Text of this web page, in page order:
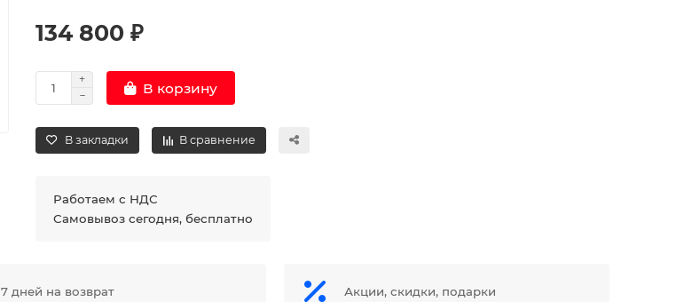
134 800 ₽
В корзину
В закладки В сравнение
Работаем с НДС
Самовывоз сегодня, бесплатно
7 дней на возврат Акции, скидки, подарки